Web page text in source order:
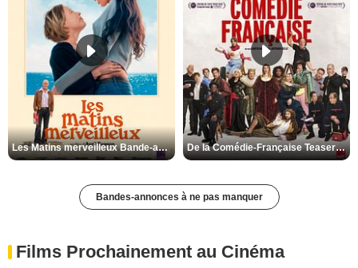
Les Matins merveilleux Bande-annonce VF De la Comédie-Française Teaser VF
Bandes-annonces à ne pas manquer
Films Prochainement au Cinéma